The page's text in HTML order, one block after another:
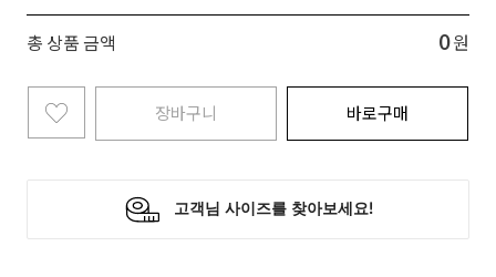
총 상품 금액 0 원
장바구니 바로구매